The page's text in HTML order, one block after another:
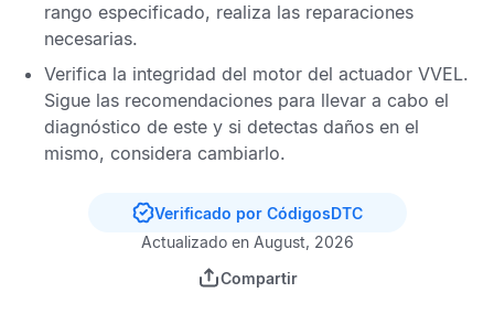
rango especificado, realiza las reparaciones
necesarias.
Verifica la integridad del motor del actuador VVEL.
Sigue las recomendaciones para llevar a cabo el
diagnóstico de este y si detectas daños en el
mismo, considera cambiarlo.
Verificado por CódigosDTC
Actualizado en August, 2026
Compartir